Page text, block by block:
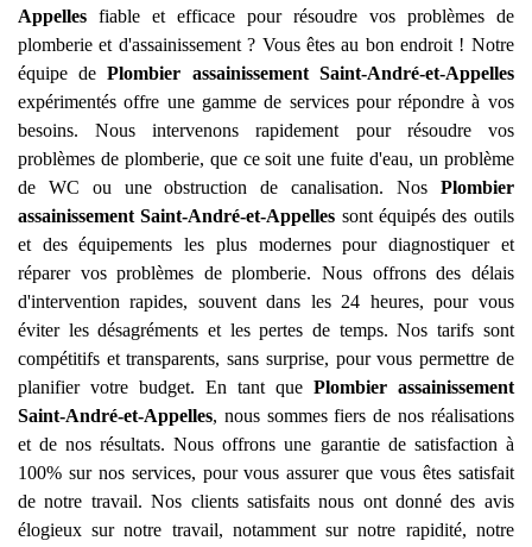
Appelles fiable et efficace pour résoudre vos problèmes de
plomberie et d'assainissement ? Vous êtes au bon endroit ! Notre
équipe dePlombier assainissement Saint-André-et-Appelles
expérimentés offre une gamme de services pour répondre à vos
besoins. Nous intervenons rapidement pour résoudre vos
problèmes de plomberie, que ce soit une fuite d'eau, un problème
de WC ou une obstruction de canalisation. Nos Plombier
assainissement Saint-André-et-Appelles sont équipés des outils
et des équipements les plus modernes pour diagnostiquer et
réparer vos problèmes de plomberie. Nous offrons des délais
d'intervention rapides, souvent dans les 24 heures, pour vous
éviter les désagréments et les pertes de temps. Nos tarifs sont
compétitifs et transparents, sans surprise, pour vous permettre de
planifier votre budget. En tant que Plombier assainissement
Saint-André-et-Appelles, nous sommes fiers de nos réalisations
et de nos résultats. Nous offrons une garantie de satisfaction à
100% sur nos services, pour vous assurer que vous êtes satisfait
de notre travail. Nos clients satisfaits nous ont donné des avis
élogieux sur notre travail, notamment sur notre rapidité, notre